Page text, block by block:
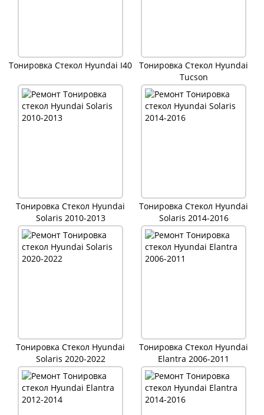
Тонировка Стекол Hyundai I40
Тонировка Стекол Hyundai
Tucson
Тонировка Стекол Hyundai
Solaris 2010-2013
Тонировка Стекол Hyundai
Solaris 2014-2016
Тонировка Стекол Hyundai
Solaris 2020-2022
Тонировка Стекол Hyundai
Elantra 2006-2011